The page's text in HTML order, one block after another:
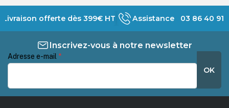
Livraison offerte dès 399€ HT Assistance 03 86 40 91
Inscrivez-vous à notre newsletter
Adresse e-mail *
OK